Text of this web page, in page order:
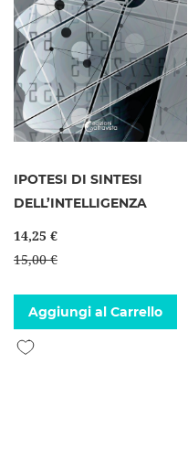
IPOTESI DI SINTESI
DELL’INTELLIGENZA
14,25 €
15,00 €
Aggiungi al Carrello
Aggiungi alla lista desideri